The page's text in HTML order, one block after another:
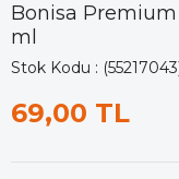
Bonisa
ml
Stok Kodu
69,00 TL